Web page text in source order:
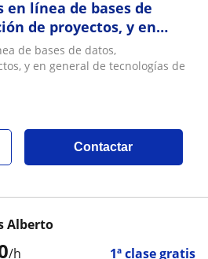
en línea de bases de
de proyectos, y en
de la información
de bases de datos,
y en general de tecnologías de
Contactar
/h 1ª clase gratis
Alberto